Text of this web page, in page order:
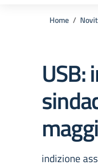
Home
USB:
indizione